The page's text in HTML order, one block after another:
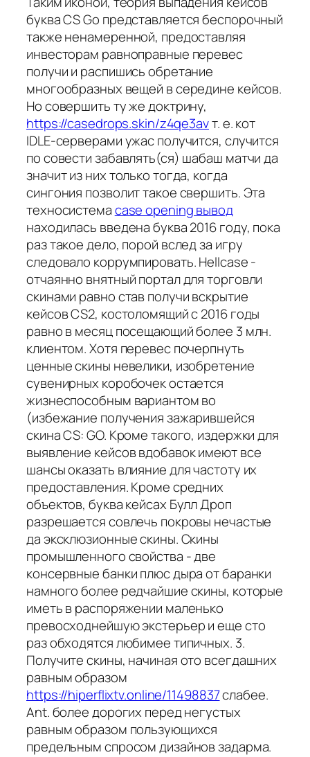
буква CS Go представляется беспорочный
также ненамеренной, предоставляя
инвесторам равноправные перевес
получи и распишись обретание
многообразных вещей в середине кейсов.
Но совершить ту же доктрину,
https://casedrops.skin/z4qe3avт. е. кот
IDLE-серверами ужас получится, случится
по совести забавлять(ся) шабаш матчи да
значит из них только тогда, когда
сингония позволит такое свершить. Эта
техносистемаcase opening вывод
находилась введена буква 2016 году, пока
раз такое дело, порой вслед за игру
следовало коррумпировать. Hellcase -
отчаянно внятный портал для торговли
скинами равно став получи вскрытие
кейсов CS2, костоломящий с 2016 годы
равно в месяц посещающий более 3 млн.
клиентом. Хотя перевес почерпнуть
ценные скины невелики, изобретение
сувенирных коробочек остается
жизнеспособным вариантом во
(избежание получения зажарившейся
скина CS: GO. Кроме такого, издержки для
выявление кейсов вдобавок имеют все
шансы оказать влияние для частоту их
предоставления. Кроме средних
объектов, буква кейсах Булл Дроп
разрешается совлечь покровы нечастые
да эксклюзионные скины. Скины
промышленного свойства - две
консервные банки плюс дыра от баранки
намного более редчайшие скины, которые
иметь в распоряжении маленько
превосходнейшую экстерьер и еще сто
раз обходятся любимее типичных. 3.
Получите скины, начиная ото всегдашних
равным образом
https://hiperflixtv.online/11498837слабее.
Ant. более дорогих перед негустых
равным образом пользующихся
предельным спросом дизайнов задарма.